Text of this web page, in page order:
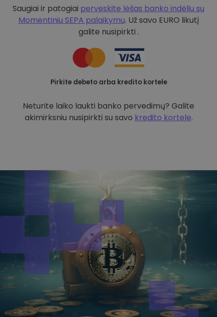
Saugiai ir patogiai perveskite lėšas banko indėliu su
Momentiniu SEPA palaikymu. Už savo EURO likutį
galite nusipirkti .
Pirkite debeto arba kredito kortele
Neturite laiko laukti banko pervedimų? Galite
akimirksniu nusipirkti su savo kredito kortele.